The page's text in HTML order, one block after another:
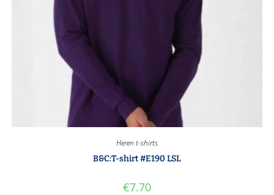
Heren t-shirts
B&C:T-shirt #E190 LSL
€7.70